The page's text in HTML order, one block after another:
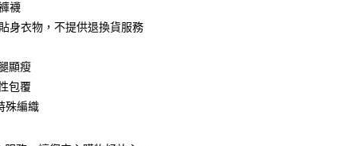
襪
身衣物，不提供退換貨服務
顯瘦
包覆
殊編織